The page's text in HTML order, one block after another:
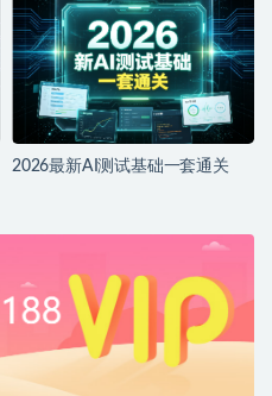
2026最新AI测试基础一套通关